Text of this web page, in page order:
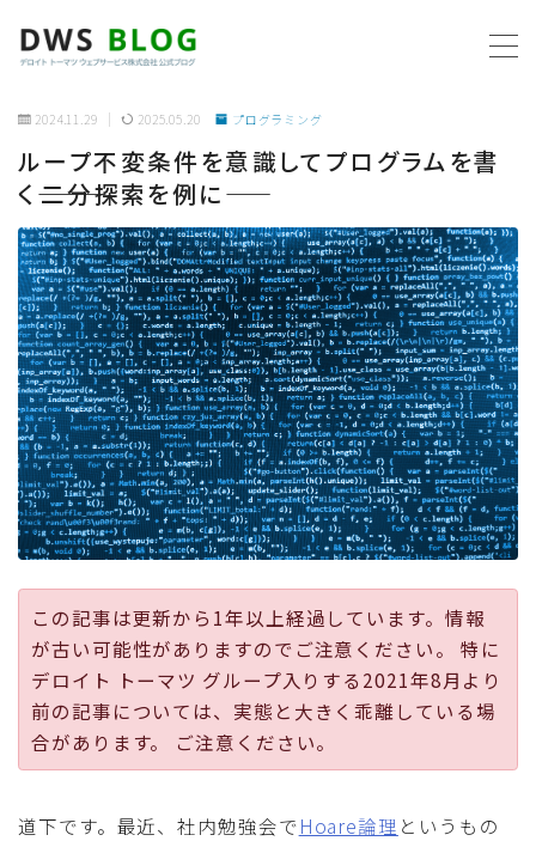
ホーム
AWS
プログラミング
ビジネス
リモートワーク
社内制度
採用
公式ページ
2024.11.29 2025.05.20 プログラミング
ループ不変条件を意識してプログラムを書
く―――二分探索を例に――
この記事は更新から1年以上経過しています。情報
が古い可能性がありますのでご注意ください。 特に
デロイト トーマツ グループ入りする2021年8月より
前の記事については、実態と大きく乖離している場
合があります。 ご注意ください。
道下です。最近、社内勉強会でHoare論理 というもの